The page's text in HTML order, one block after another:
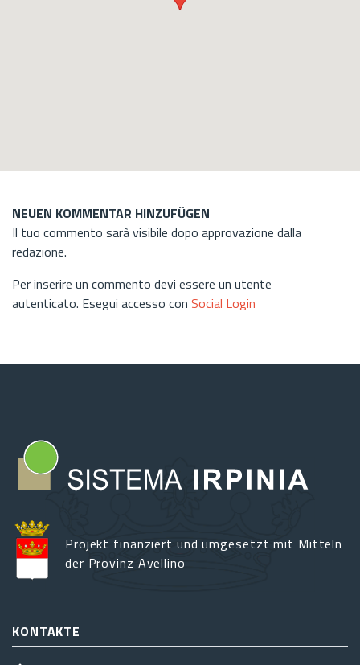
NEUEN KOMMENTAR HINZUFÜGEN
Il tuo commento sarà visibile dopo approvazione dalla
redazione.
Per inserire un commento devi essere un utente
autenticato. Esegui accesso con Social Login
Projekt finanziert und umgesetzt mit Mitteln
der Provinz Avellino
KONTAKTE